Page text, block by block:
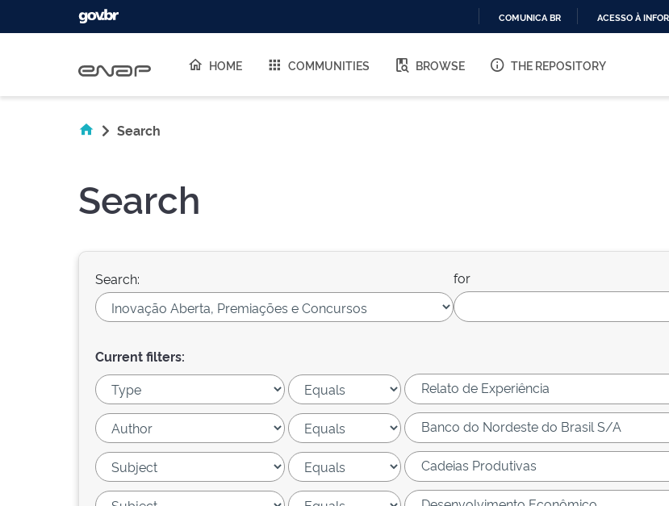
O
COMUNICA BR ACESSO À
HOME COMMUNITIES BROWSE THE REPOSITORY
Search
Search
Search: for
Current filters: